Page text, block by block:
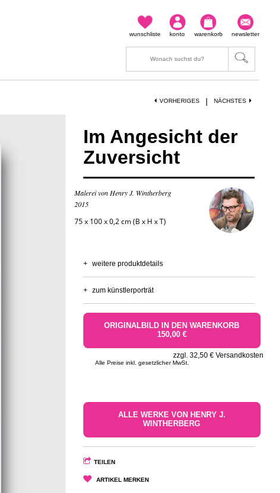
newsletter
warenkorb
konto
wunschliste
NÄCHSTES
|
VORHERIGES
Im Angesicht der
Zuversicht
Malerei von Henry J. Wintherberg
2015
75 x 100 x 0,2 cm (B x H x T)
+ weitere produktdetails
+ zum künstlerporträt
ORIGINALBILD IN DEN WARENKORB
150,00 €
zzgl. 32,50 € Versandkosten
Alle Preise inkl. gesetzlicher MwSt.
ALLE WERKE VON HENRY J.
WINTHERBERG
TEILEN
ARTIKEL MERKEN